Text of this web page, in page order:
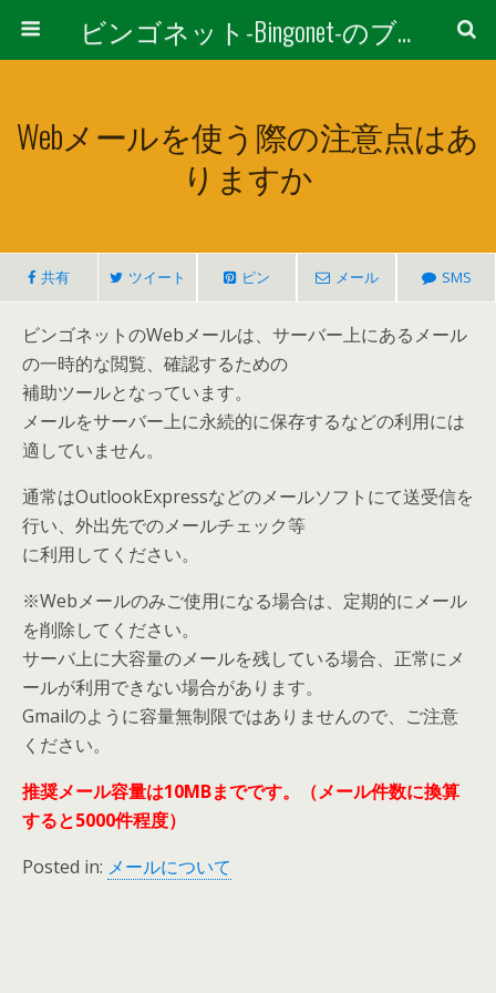
ビンゴネット-Bingonet-のブログ
Webメールを使う際の注意点はあ
りますか
共有 ツイート ピン メール SMS
ビンゴネットのWebメールは、サーバー上にあるメール
の一時的な閲覧、確認するための
補助ツールとなっています。
メールをサーバー上に永続的に保存するなどの利用には
適していません。
通常はOutlookExpressなどのメールソフトにて送受信を
行い、外出先でのメールチェック等
に利用してください。
※Webメールのみご使用になる場合は、定期的にメール
を削除してください。
サーバ上に大容量のメールを残している場合、正常にメ
ールが利用できない場合があります。
Gmailのように容量無制限ではありませんので、ご注意
ください。
推奨メール容量は10MBまでです。（メール件数に換算
すると5000件程度）
Posted in: メールについて